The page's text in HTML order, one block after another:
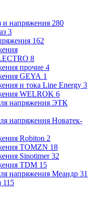
и напряжения 280
3
162
8
прочие 4
GEYA 1
и тока Line Energy 3
WELROK 6
напряжения ЭТК
напряжения Новатек-
Robiton 2
TOMZN 18
Sinotimer 32
TDM 15
напряжения Меандр 31
115